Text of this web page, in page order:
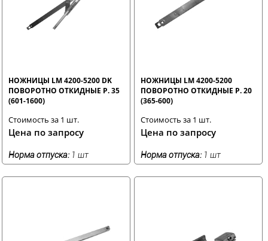
НОЖНИЦЫ LM 4200-5200 DK
ПОВОРОТНО ОТКИДНЫЕ Р. 35
(601-1600)
Стоимость за 1 шт.
Цена по запросу
Норма отпуска: 1 шт
НОЖНИЦЫ LM 4200-5200
ПОВОРОТНО ОТКИДНЫЕ Р. 20
(365-600)
Стоимость за 1 шт.
Цена по запросу
Норма отпуска: 1 шт